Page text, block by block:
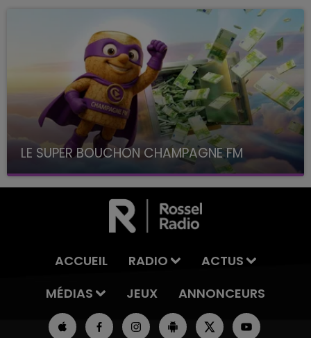
LE SUPER BOUCHON CHAMPAGNE FM
avec La Famille Champagne FM, à 8H10
ACCUEIL RADIO
ACTUS
MÉDIAS
JEUX ANNONCEURS